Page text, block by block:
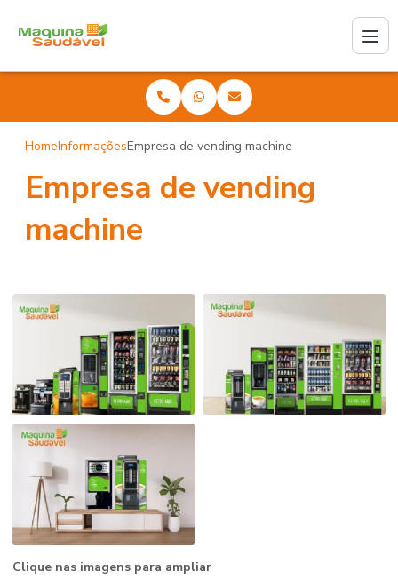
HomeInformaçõesEmpresa de vending machine
Empresa de vending
machine
Clique nas imagens para ampliar